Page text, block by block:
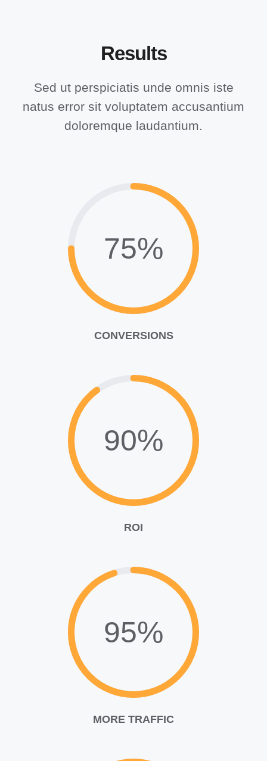
Results
Sed ut perspiciatis unde omnis iste
natus error sit voluptatem accusantium
doloremque laudantium.
75%
CONVERSIONS
90%
ROI
95%
MORE TRAFFIC